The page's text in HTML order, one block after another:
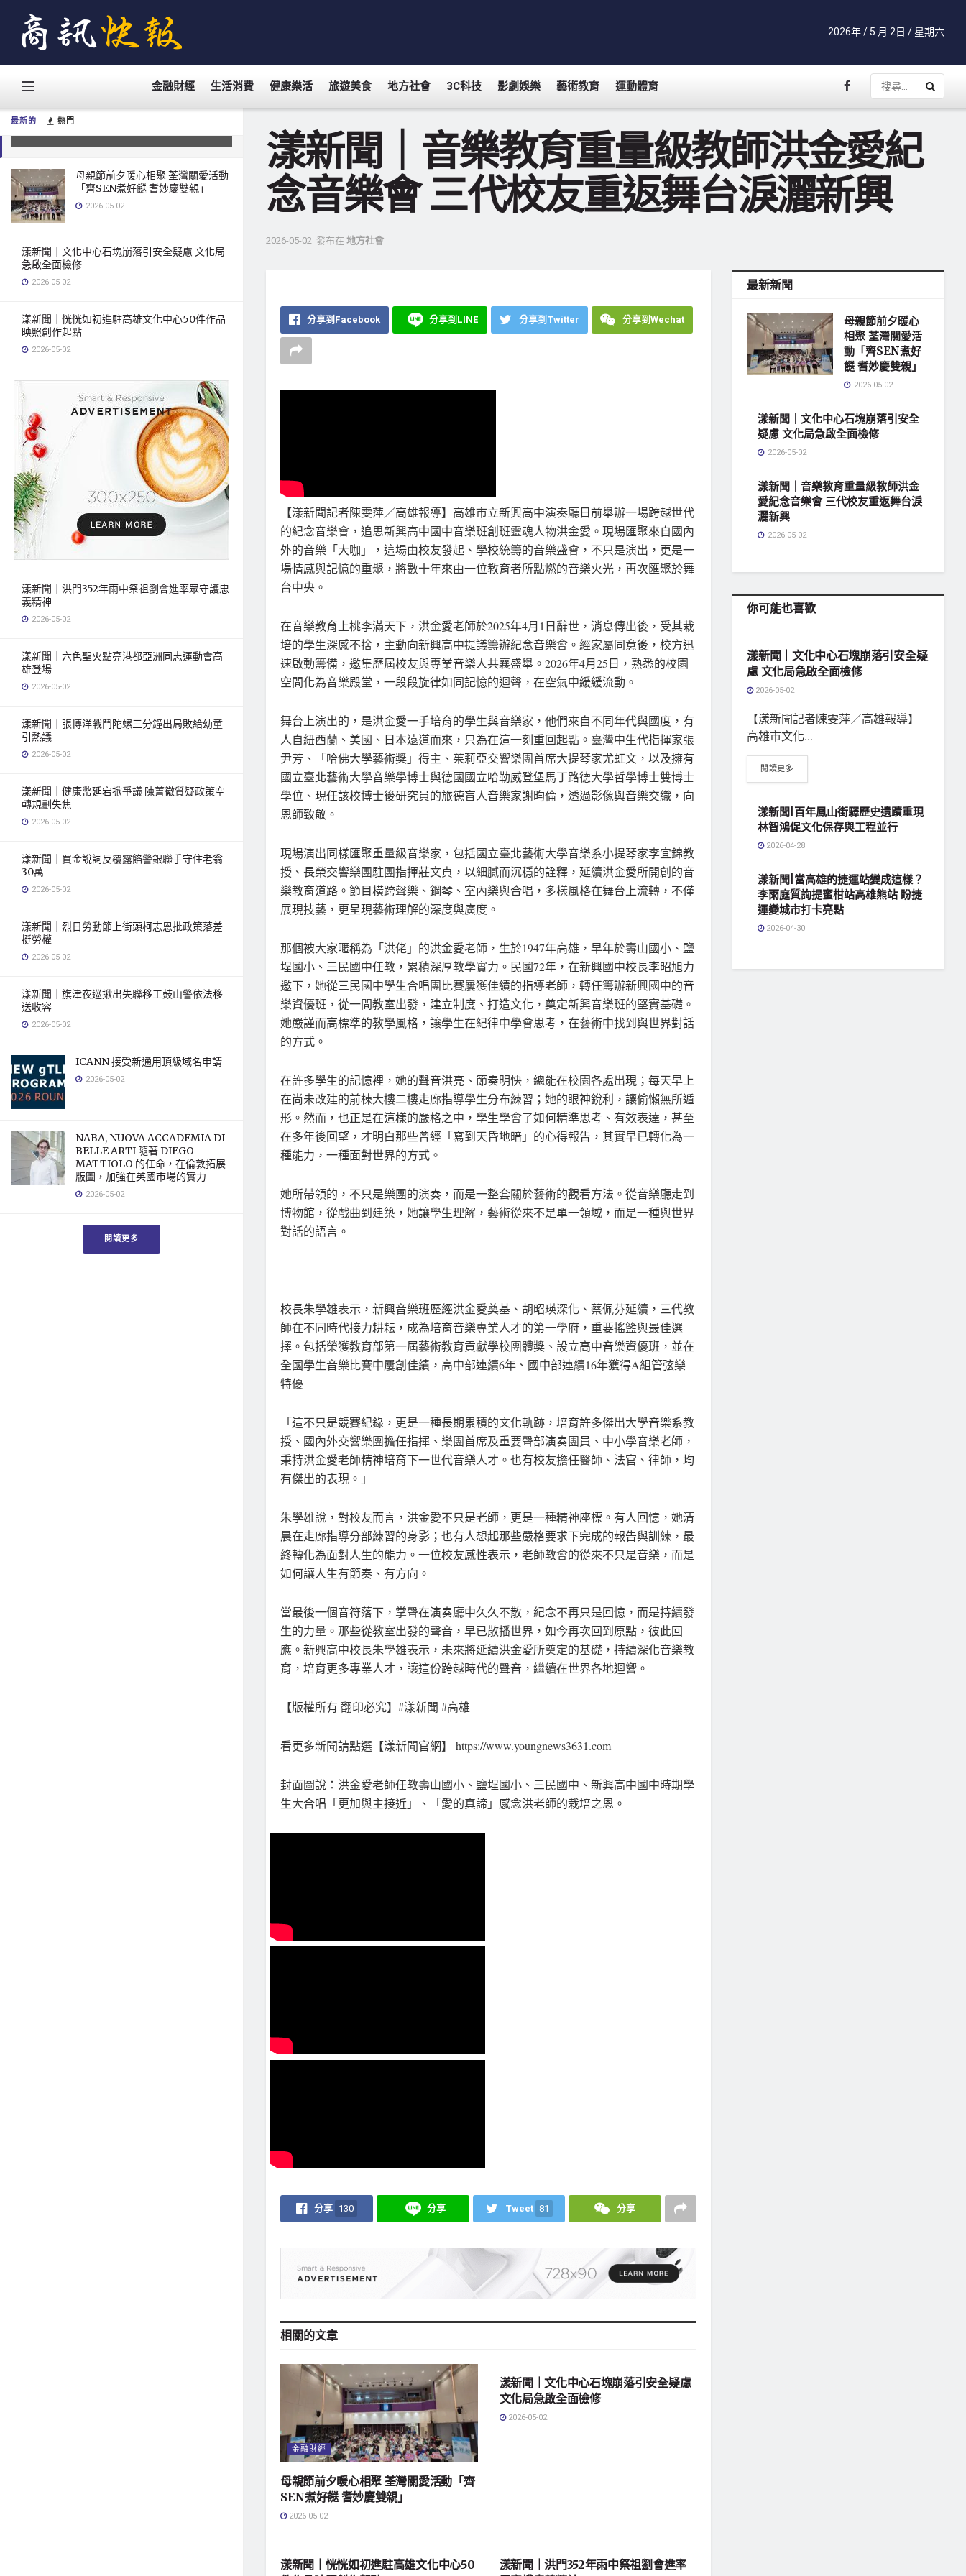
最新的 熱門
漾新聞｜音樂教育重量級教師洪金愛
紀念音樂會 三代校友重返舞台淚灑新
興
母親節前夕暖心相聚 荃灣關愛活動
「齊SEN煮好餸 耆妙慶雙親」
2026-05-02
漾新聞｜文化中心石塊崩落引安全疑慮 文化局
急啟全面檢修
2026-05-02
漾新聞｜恍恍如初進駐高雄文化中心50件作品
映照創作起點
2026-05-02
漾新聞｜洪門352年雨中祭祖劉會進率眾守護忠
義精神
2026-05-02
漾新聞｜六色聖火點亮港都亞洲同志運動會高
雄登場
2026-05-02
漾新聞｜張博洋戰鬥陀螺三分鐘出局敗給幼童
引熱議
2026-05-02
漾新聞｜健康幣延宕掀爭議 陳菁徽質疑政策空
轉規劃失焦
2026-05-02
漾新聞｜買金說詞反覆露餡警銀聯手守住老翁
30萬
2026-05-02
漾新聞｜烈日勞動節上街頭柯志恩批政策落差
挺勞權
2026-05-02
漾新聞｜旗津夜巡揪出失聯移工鼓山警依法移
送收容
2026-05-02
ICANN 接受新通用頂級域名申請
2026-05-02
NABA, NUOVA ACCADEMIA DI
BELLE ARTI 隨著 DIEGO
MATTIOLO 的任命，在倫敦拓展
版圖，加強在英國市場的實力
2026-05-02
閱讀更多
2026年 / 5 月 2日 / 星期六
金融財經 生活消費 健康樂活 旅遊美食 地方社會 3C科技 影劇娛樂 藝術教育 運動體育
漾新聞｜音樂教育重量級教師洪金愛紀
念音樂會 三代校友重返舞台淚灑新興
2026-05-02 發布在 地方社會
分享到Facebook 分享到LINE 分享到Twitter 分享到Wechat
【漾新聞記者陳雯萍／高雄報導】高雄市立新興高中演奏廳日前舉辦一場跨越世代
的紀念音樂會，追思新興高中國中音樂班創班靈魂人物洪金愛。現場匯聚來自國內
外的音樂「大咖」，這場由校友發起、學校統籌的音樂盛會，不只是演出，更是一
場情感與記憶的重聚，將數十年來由一位教育者所點燃的音樂火光，再次匯聚於舞
台中央。
在音樂教育上桃李滿天下，洪金愛老師於2025年4月1日辭世，消息傳出後，受其栽
培的學生深感不捨，主動向新興高中提議籌辦紀念音樂會。經家屬同意後，校方迅
速啟動籌備，邀集歷屆校友與專業音樂人共襄盛舉。2026年4月25日，熟悉的校園
空間化為音樂殿堂，一段段旋律如同記憶的迴聲，在空氣中緩緩流動。
舞台上演出的，是洪金愛一手培育的學生與音樂家，他們來自不同年代與國度，有
人自紐西蘭、美國、日本遠道而來，只為在這一刻重回起點。臺灣中生代指揮家張
尹芳、「哈佛大學藝術獎」得主、茱莉亞交響樂團首席大提琴家尤虹文，以及擁有
國立臺北藝術大學音樂學博士與德國國立哈勒威登堡馬丁路德大學哲學博士雙博士
學位、現任該校博士後研究員的旅德盲人音樂家謝昀倫，透過影像與音樂交織，向
恩師致敬。
現場演出同樣匯聚重量級音樂家，包括國立臺北藝術大學音樂系小提琴家李宜錦教
授、長榮交響樂團駐團指揮莊文貞，以細膩而沉穩的詮釋，延續洪金愛所開創的音
樂教育道路。節目橫跨聲樂、鋼琴、室內樂與合唱，多樣風格在舞台上流轉，不僅
展現技藝，更呈現藝術理解的深度與廣度。
那個被大家暱稱為「洪佬」的洪金愛老師，生於1947年高雄，早年於壽山國小、鹽
埕國小、三民國中任教，累積深厚教學實力。民國72年，在新興國中校長李昭旭力
邀下，她從三民國中學生合唱團比賽屢獲佳績的指導老師，轉任籌辦新興國中的音
樂資優班，從一間教室出發，建立制度、打造文化，奠定新興音樂班的堅實基礎。
她嚴謹而高標準的教學風格，讓學生在紀律中學會思考，在藝術中找到與世界對話
的方式。
在許多學生的記憶裡，她的聲音洪亮、節奏明快，總能在校園各處出現；每天早上
在尚未改建的前棟大樓二樓走廊指導學生分布練習；她的眼神銳利，讓偷懶無所遁
形。然而，也正是在這樣的嚴格之中，學生學會了如何精準思考、有效表達，甚至
在多年後回望，才明白那些曾經「寫到天昏地暗」的心得報告，其實早已轉化為一
種能力，一種面對世界的方式。
她所帶領的，不只是樂團的演奏，而是一整套關於藝術的觀看方法。從音樂廳走到
博物館，從戲曲到建築，她讓學生理解，藝術從來不是單一領域，而是一種與世界
對話的語言。
校長朱學雄表示，新興音樂班歷經洪金愛奠基、胡昭瑛深化、蔡佩芬延續，三代教
師在不同時代接力耕耘，成為培育音樂專業人才的第一學府，重要搖籃與最佳選
擇。包括榮獲教育部第一屆藝術教育貢獻學校團體獎、設立高中音樂資優班，並在
全國學生音樂比賽中屢創佳績，高中部連續6年、國中部連續16年獲得A組管弦樂
特優
「這不只是競賽紀錄，更是一種長期累積的文化軌跡，培育許多傑出大學音樂系教
授、國內外交響樂團擔任指揮、樂團首席及重要聲部演奏團員、中小學音樂老師，
秉持洪金愛老師精神培育下一世代音樂人才。也有校友擔任醫師、法官、律師，均
有傑出的表現。」
朱學雄說，對校友而言，洪金愛不只是老師，更是一種精神座標。有人回憶，她清
晨在走廊指導分部練習的身影；也有人想起那些嚴格要求下完成的報告與訓練，最
終轉化為面對人生的能力。一位校友感性表示，老師教會的從來不只是音樂，而是
如何讓人生有節奏、有方向。
當最後一個音符落下，掌聲在演奏廳中久久不散，紀念不再只是回憶，而是持續發
生的力量。那些從教室出發的聲音，早已散播世界，如今再次回到原點，彼此回
應。新興高中校長朱學雄表示，未來將延續洪金愛所奠定的基礎，持續深化音樂教
育，培育更多專業人才，讓這份跨越時代的聲音，繼續在世界各地迴響。
【版權所有 翻印必究】#漾新聞 #高雄
看更多新聞請點選【漾新聞官網】 https://www.youngnews3631.com⁠
封面圖說：洪金愛老師任教壽山國小、鹽埕國小、三民國中、新興高中國中時期學
生大合唱「更加與主接近」、「愛的真諦」感念洪老師的栽培之恩。
分享 130 分享 Tweet 81 分享
相關的文章
金融財經
母親節前夕暖心相聚 荃灣關愛活動「齊
SEN煮好餸 耆妙慶雙親」
2026-05-02
漾新聞｜文化中心石塊崩落引安全疑慮
文化局急啟全面檢修
2026-05-02
漾新聞｜恍恍如初進駐高雄文化中心50
漾新聞｜洪門352年雨中祭祖劉會進率
最新新聞
母親節前夕暖心
相聚 荃灣關愛活
動「齊SEN煮好
餸 耆妙慶雙親」
2026-05-02
漾新聞｜文化中心石塊崩落引安全
疑慮 文化局急啟全面檢修
2026-05-02
漾新聞｜音樂教育重量級教師洪金
愛紀念音樂會 三代校友重返舞台淚
灑新興
2026-05-02
你可能也喜歡
漾新聞｜文化中心石塊崩落引安全疑
慮 文化局急啟全面檢修
2026-05-02
【漾新聞記者陳雯萍／高雄報導】
高雄市文化...
閱讀更多
漾新聞|百年鳳山街驛歷史遺蹟重現
林智鴻促文化保存與工程並行
2026-04-28
漾新聞|當高雄的捷運站變成這樣？
李雨庭質詢提蜜柑站高雄熊站 盼捷
運變城市打卡亮點
2026-04-30